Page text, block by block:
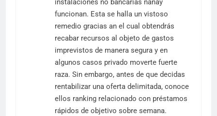
instalaciones no bancarias nanay
funcionan. Esta se halla un vistoso
remedio gracias an el cual obtendrás
recabar recursos al objeto de gastos
imprevistos de manera segura y en
algunos casos privado moverte fuerte
raza. Sin embargo, antes de que decidas
rentabilizar una oferta delimitada, conoce
ellos ranking relacionado con préstamos
rápidos de objetivo sobre semana.